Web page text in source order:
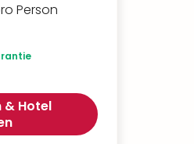
Person
& Hotel